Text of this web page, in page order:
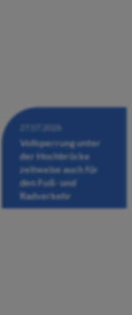
27.07.2026
Vollsperrung unter
der Hochbrücke
zeitweise auch für
den Fuß- und
Radverkehr